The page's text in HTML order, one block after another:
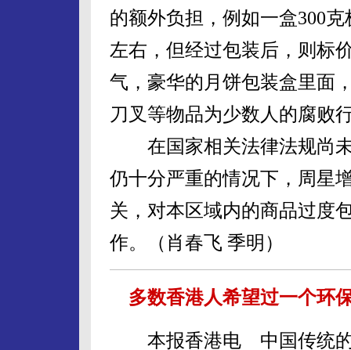
的额外负担，例如一盒300
左右，但经过包装后，则标
气，豪华的月饼包装盒里面
刀叉等物品为少数人的腐败
在国家相关法律法规尚未
仍十分严重的情况下，周星
关，对本区域内的商品过度
作。（肖春飞 季明）
多数香港人希望过一个环
本报香港电 中国传统的